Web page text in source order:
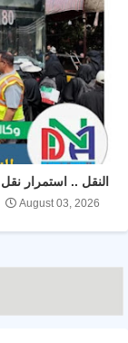
النقل .. استمرار
August 03, 2026